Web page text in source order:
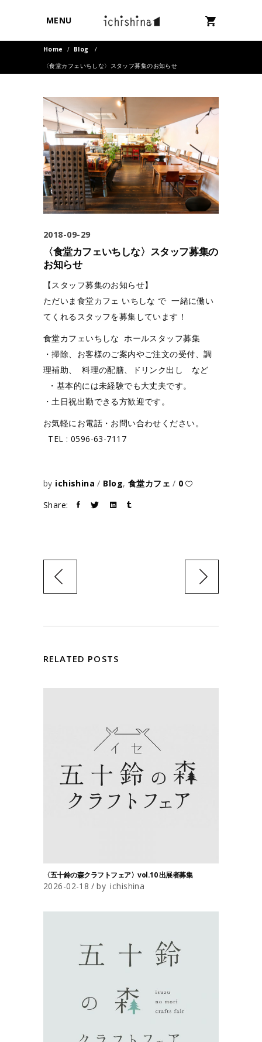
MENU
Home / Blog
/
〈食堂カフェいちしな〉スタッフ募集のお知らせ
2018-09-29
〈食堂カフェいちしな〉スタッフ募集の
お知らせ
【スタッフ募集のお知らせ】
ただいま食堂カフェ いちしな で 一緒に働い
てくれるスタッフを募集しています！
食堂カフェいちしな ホールスタッフ募集
・掃除、お客様のご案内やご注文の受付、調
理補助、 料理の配膳、ドリンク出し など
・基本的には未経験でも大丈夫です。
・土日祝出勤できる方歓迎です。
お気軽にお電話・お問い合わせください。
TEL : 0596-63-7117
by ichishina Blog, 食堂カフェ
0
Share:
RELATED POSTS
〈五十鈴の森クラフトフェア〉vol.10 出展者募集
2026-02-18 by ichishina